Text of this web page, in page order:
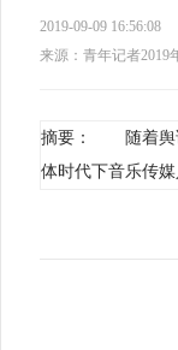
2019-09-09 16:56:08
来源：青年记者2019
摘要： 随着舆论
体时代下音乐传